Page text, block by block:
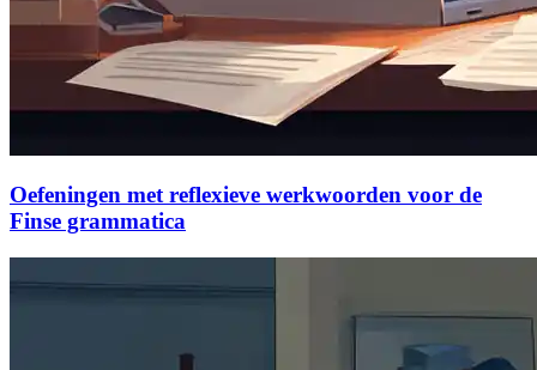
Oefeningen met reflexieve werkwoorden voor de
Finse grammatica